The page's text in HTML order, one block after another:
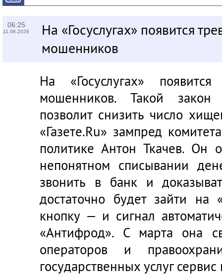
06:25
11.06.2026
На «Госуслугах» появится
мошенников
На «Госуслугах»
мошенников. Такой
позволит снизить число
«Газете.Ru» зампред
политике Антон Ткачев. Он
непонятном списывании
звонить в банк и
достаточно будет зайти на
кнопку — и сигнал
«Антифрод». С марта она
операторов и
государственных услуг